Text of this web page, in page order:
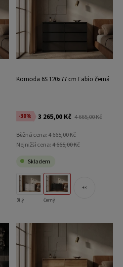
Komoda 6S 120x77 cm Fabio černá
-30% 3 265,00 Kč 4 665,00 Kč
Běžná cena:4 665,00 Kč
Nejnižší cena:4 665,00 Kč
Skladem
Bílý Černý
3